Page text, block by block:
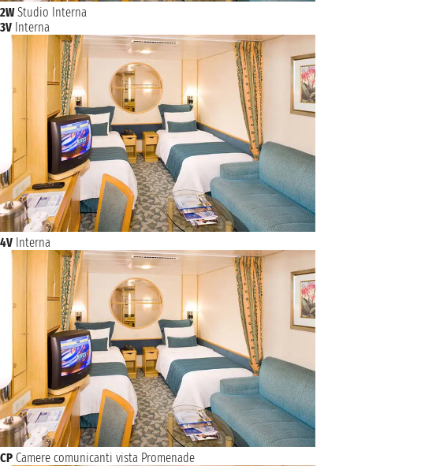
2W Studio Interna
3V Interna
4V Interna
CP Camere comunicanti vista Promenade